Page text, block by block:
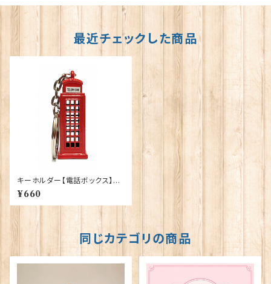
最近チェックした商品
キーホルダー【電話ボックス】El
gate Products 90021-D（11
055）
¥660
同じカテゴリの商品